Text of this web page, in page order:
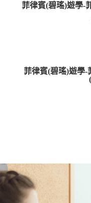
菲律賓(碧瑤)遊學-
菲律賓(碧瑤)遊學-